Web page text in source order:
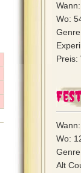
Wo:
Preis:
Wo:
Alt